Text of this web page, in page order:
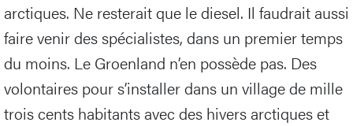
arctiques. Ne resterait que le diesel. Il faudrait aussi
faire venir des spécialistes, dans un premier temps
du moins. Le Groenland n’en possède pas. Des
volontaires pour s’installer dans un village de mille
trois cents habitants avec des hivers arctiques et